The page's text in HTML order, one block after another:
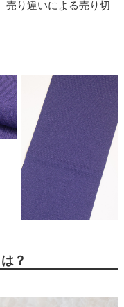
売り違いによる売り切
？